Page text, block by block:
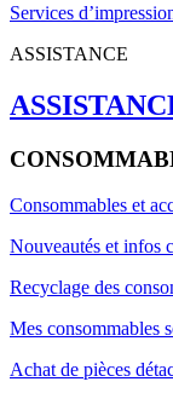
Services
ASSISTANCE
Consommables et
Nouveautés et infos
Recyclage des
Mes consommables
Achat de pièces